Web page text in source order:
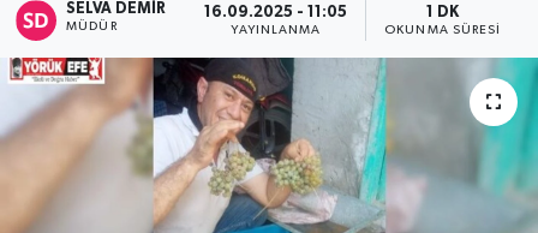
SELVA DEMIR
MÜDÜR
16.09.2025 - 11:05
YAYINLANMA
1 DK
OKUNMA SÜRESI